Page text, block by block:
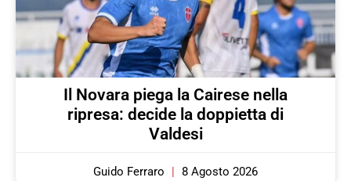
Il Novara piega la Cairese nella
ripresa: decide la doppietta di
Valdesi
Guido Ferraro 8 Agosto 2026